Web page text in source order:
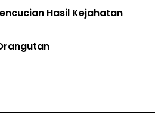
Hasil Kejahatan